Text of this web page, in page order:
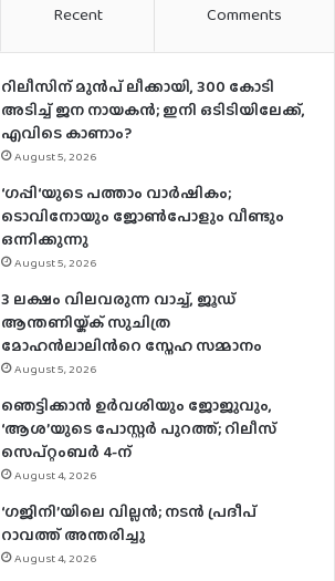
Recent Comments
റിലീസിന് മുൻപ് ലീക്കായി, 300 കോടി
അടിച്ച് ജന നായകൻ; ഇനി ഒടിടിയിലേക്ക്,
എവിടെ കാണാം?
August 5, 2026
‘ഗപ്പി‘യുടെ പത്താം വാർഷികം;
ടൊവിനോയും ജോൺപോളും വീണ്ടും
ഒന്നിക്കുന്നു
August 5, 2026
3 ലക്ഷം വിലവരുന്ന വാച്ച്, ജൂഡ്
ആന്തണിയ്ക്ക് സുചിത്ര
മോഹൻലാലിൻറെ സ്നേഹ സമ്മാനം
August 5, 2026
ഞെട്ടിക്കാൻ ഉർവശിയും ജോജുവും,
‘ആശ’യുടെ പോസ്റ്റർ പുറത്ത്; റിലീസ്
സെപ്റ്റംബർ 4-ന്
August 4, 2026
‘ഗജിനി’യിലെ വില്ലൻ; നടൻ പ്രദീപ്
റാവത്ത് അന്തരിച്ചു
August 4, 2026